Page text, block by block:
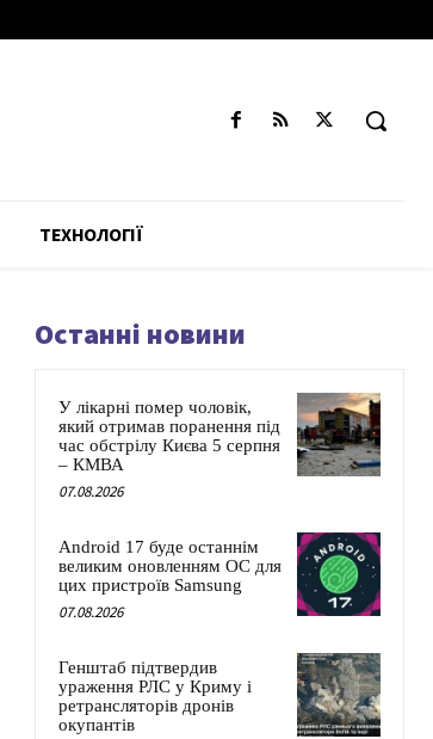
ТЕХНОЛОГІЇ
Останні новини
У лікарні помер чоловік,
який отримав поранення під
час обстрілу Києва 5 серпня
– КМВА
07.08.2026
Android 17 буде останнім
великим оновленням ОС для
цих пристроїв Samsung
07.08.2026
Генштаб підтвердив
ураження РЛС у Криму і
ретрансляторів дронів
окупантів